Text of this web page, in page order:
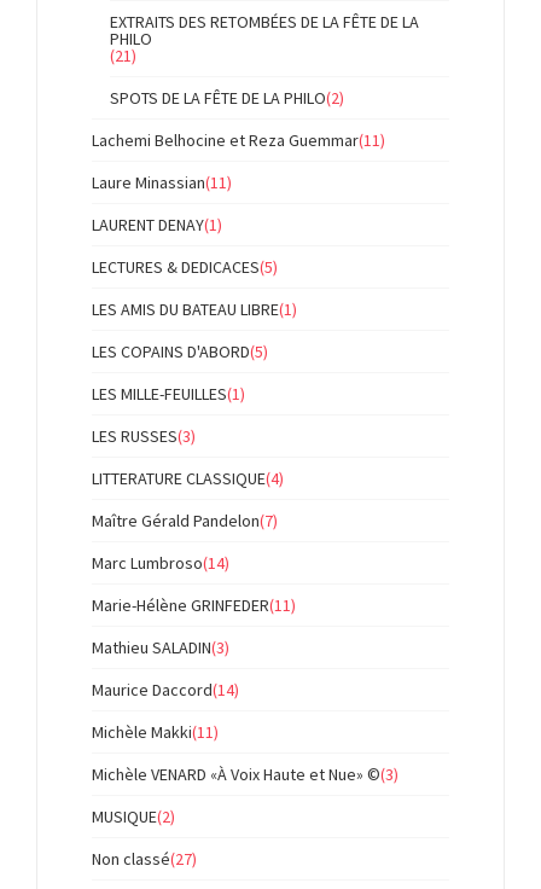
EXTRAITS DES RETOMBÉES DE LA FÊTE DE LA
PHILO
(21)
SPOTS DE LA FÊTE DE LA PHILO(2)
Lachemi Belhocine et Reza Guemmar(11)
Laure Minassian(11)
LAURENT DENAY(1)
LECTURES & DEDICACES(5)
LES AMIS DU BATEAU LIBRE(1)
LES COPAINS D'ABORD(5)
LES MILLE-FEUILLES(1)
LES RUSSES(3)
LITTERATURE CLASSIQUE(4)
Maître Gérald Pandelon(7)
Marc Lumbroso(14)
Marie-Hélène GRINFEDER(11)
Mathieu SALADIN(3)
Maurice Daccord(14)
Michèle Makki(11)
Michèle VENARD «À Voix Haute et Nue» ©(3)
MUSIQUE(2)
Non classé(27)